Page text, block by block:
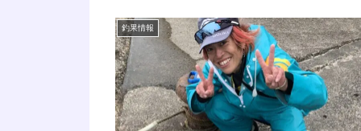
釣果情報